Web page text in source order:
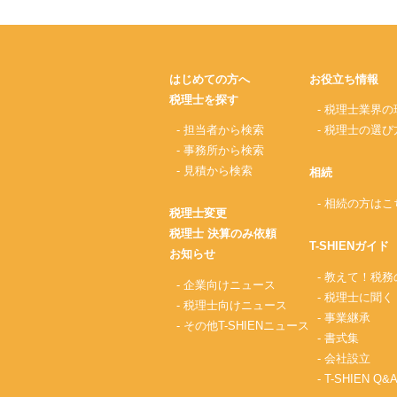
はじめての方へ
税理士を探す
- 担当者から検索
- 事務所から検索
- 見積から検索
税理士変更
税理士 決算のみ依頼
お知らせ
- 企業向けニュース
- 税理士向けニュース
- その他T-SHIENニュース
お役立ち情報
- 税理士業界の
- 税理士の選び
相続
- 相続の方はこ
T-SHIENガイド
- 教えて！税務
- 税理士に聞く
- 事業継承
- 書式集
- 会社設立
- T-SHIEN Q&A